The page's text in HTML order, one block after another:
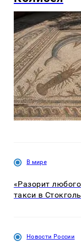
В мире
«Разорит
такси в
Новости России